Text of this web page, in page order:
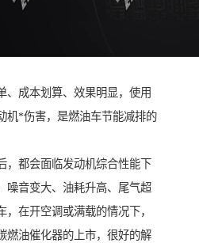
、成本划算、效果明显，使用
机*伤害，是燃油车节能减排的
，都会面临发动机综合性能下
噪音变大、油耗升高、尾气超
在开空调或满载的情况下，
燃油催化器的上市，很好的解